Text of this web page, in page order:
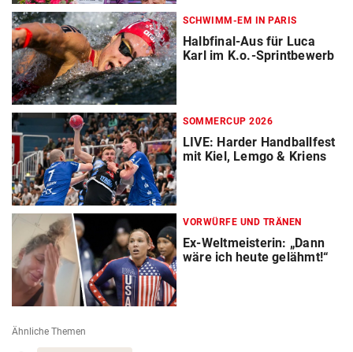
SCHWIMM-EM IN PARIS
Halbfinal-Aus für Luca
Karl im K.o.-Sprintbewerb
SOMMERCUP 2026
LIVE: Harder Handballfest
mit Kiel, Lemgo & Kriens
VORWÜRFE UND TRÄNEN
Ex-Weltmeisterin: „Dann
wäre ich heute gelähmt!“
Ähnliche Themen